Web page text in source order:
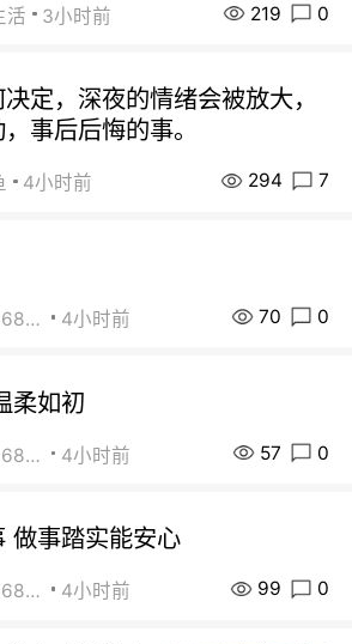
活 3小时前 219 0
定，深夜的情绪会被放大，
事后后悔的事。
4小时前 294 7
街友49168527 4小时前 70 0
柔如初
街友49168527 4小时前 57 0
做事踏实能安心
街友49168527 4小时前 99 0